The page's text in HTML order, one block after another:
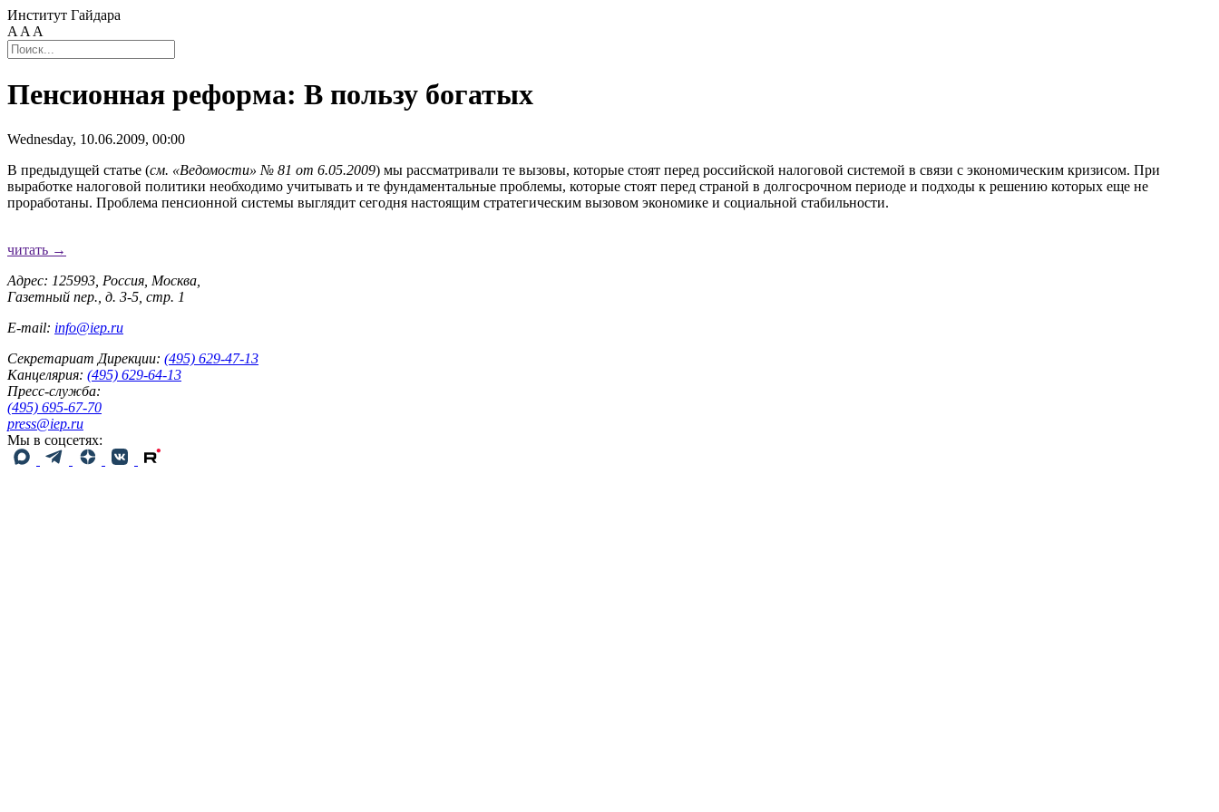
Институт Гайдара
A A A
Пенсионная реформа: В пользу богатых
Wednesday, 10.06.2009, 00:00
В предыдущей статье (см. «Ведомости» № 81 от 6.05.2009) мы рассматривали те вызовы, которые стоят перед российской налоговой системой в связи с экономическим кризисом. При
выработке налоговой политики необходимо учитывать и те фундаментальные проблемы, которые стоят перед страной в долгосрочном периоде и подходы к решению которых еще не
проработаны. Проблема пенсионной системы выглядит сегодня настоящим стратегическим вызовом экономике и социальной стабильности.
читать →
Адрес: 125993, Россия, Москва,
Газетный пер., д. 3-5, стр. 1
E-mail: info@iep.ru
Секретариат Дирекции: (495) 629-47-13
Канцелярия: (495) 629-64-13
Пресс-служба:
(495) 695-67-70
press@iep.ru
Мы в соцсетях: